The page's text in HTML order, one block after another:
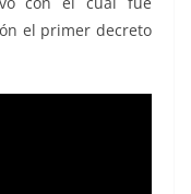
el primer decreto